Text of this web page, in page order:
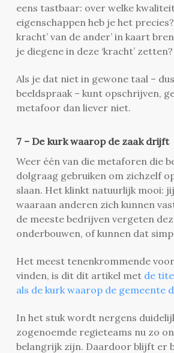
eens tastbaar: over welke
eigenschappen heb je het
kracht’ van de ander’ in kaart
je diegene in deze ‘kracht’ zetten?
Als je dat niet in gewone taal –
beeldspraak – kunt opschrijven,
metafoor dan liever niet.
7 – De kurk waarop de zaak drijft
Weer één van die metaforen die
dolgraag gebruiken om zichzelf
slaan. Het klinkt natuurlijk mooi:
waaraan anderen zich kunnen
de meeste bedrijven vergeten
onderbouwen, of kunnen dat
Het meest tenenkrommende
vinden, is dit dit artikel met de
als de kurk waarop de gemeente
In het stuk wordt nergens
zogenoemde regieteams nu zo
belangrijk zijn. Daardoor blijft er